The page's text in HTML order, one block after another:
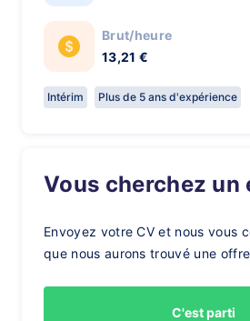
Brut/heure
13,21 €
Intérim Plus de 5 ans d'expérience
Vous cherchez
Envoyez votre CV et nous vous
que nous aurons trouvé une
C'est parti